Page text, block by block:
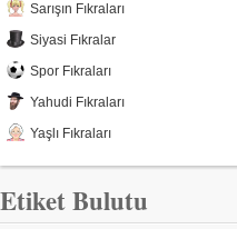
Sarışın Fıkraları
Siyasi Fıkralar
Spor Fıkraları
Yahudi Fıkraları
Yaşlı Fıkraları
Etiket Bulutu